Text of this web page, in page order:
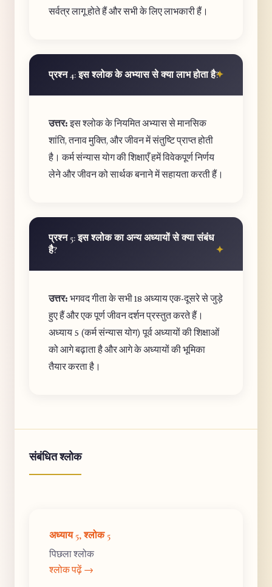
सर्वत्र लागू होते हैं और सभी के लिए लाभकारी हैं।
प्रश्न 4: इस श्लोक के अभ्यास से क्या लाभ होता है?
उत्तर:इस श्लोक के नियमित अभ्यास से मानसिक
शांति, तनाव मुक्ति, और जीवन में संतुष्टि प्राप्त होती
है। कर्म संन्यास योग की शिक्षाएँ हमें विवेकपूर्ण निर्णय
लेने और जीवन को सार्थक बनाने में सहायता करती हैं।
प्रश्न 5: इस श्लोक का अन्य अध्यायों से क्या संबंध
है?
उत्तर: भगवद गीता के सभी 18 अध्याय एक-दूसरे से जुड़े
हुए हैं और एक पूर्ण जीवन दर्शन प्रस्तुत करते हैं।
अध्याय 5 (कर्म संन्यास योग) पूर्व अध्यायों की शिक्षाओं
को आगे बढ़ाता है और आगे के अध्यायों की भूमिका
तैयार करता है।
संबंधित श्लोक
अध्याय 5, श्लोक 5
पिछला श्लोक
श्लोक पढ़ें →